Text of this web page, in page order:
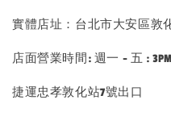
實體店址：台北市大安區敦
店面營業時間: 週一 - 五 :
捷運忠孝敦化站7號出口